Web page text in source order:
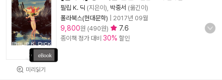
미리읽기
필립 K. 딕 (지은이), 박중서 (옮긴이)
폴라북스(현대문학)
2017년 09월
9,800원 (490원) 7.6
종이책 정가 대비 30% 할인